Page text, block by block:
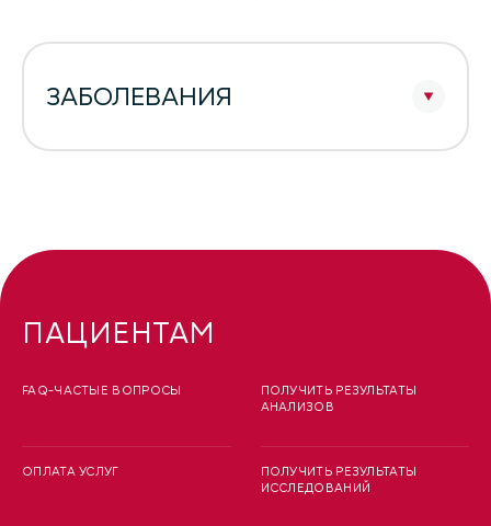
ЗАБОЛЕВАНИЯ
ПАЦИЕНТАМ
FAQ-ЧАСТЫЕ ВОПРОСЫ
ОПЛАТА УСЛУГ
ПОЛУЧИТЬ РЕЗУЛЬТАТЫ
АНАЛИЗОВ
ПОЛУЧИТЬ РЕЗУЛЬТАТЫ
ИССЛЕДОВАНИЙ